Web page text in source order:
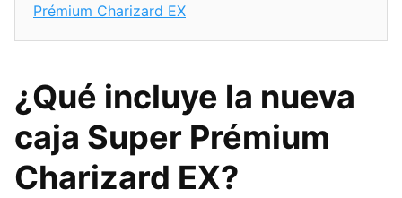
Prémium Charizard EX
¿Qué incluye la nueva
caja Super Prémium
Charizard EX?